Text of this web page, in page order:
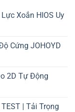
Xoắn HIOS Uy
Cứng JOHOYD
2D Tự Động
| Tải Trọng